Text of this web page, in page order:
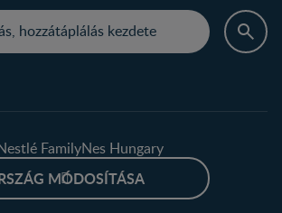
FamilyNes Hungary
MÓDOSÍTÁSA